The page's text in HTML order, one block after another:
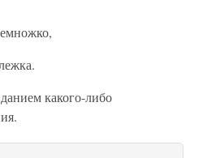
какого-либо